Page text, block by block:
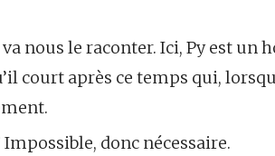
nous le raconter. Ici, Py est un
court après ce temps qui,
donc nécessaire.